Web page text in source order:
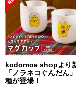
kodomoe shopより
「ノラネコぐんだん
種が登場！